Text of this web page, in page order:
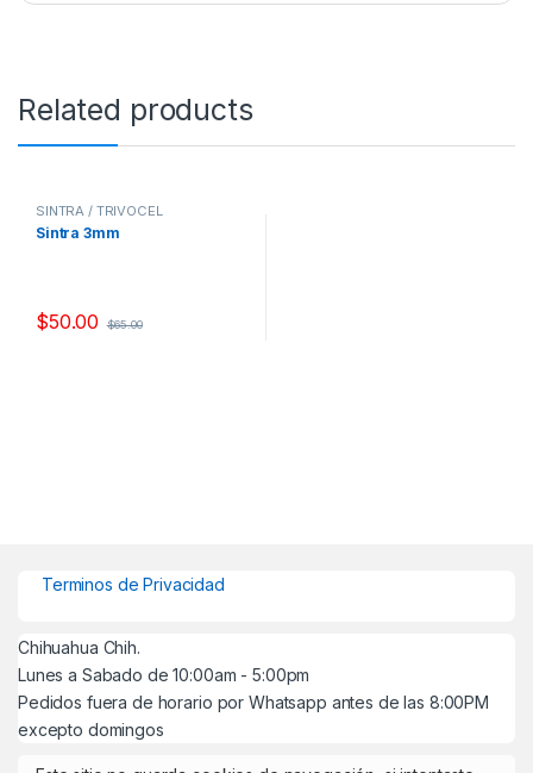
Related products
SINTRA / TRIVOCEL
Sintra 3mm
$50.00 $65.00
Terminos de Privacidad
Chihuahua Chih.
Lunes a Sabado de 10:00am - 5:00pm
Pedidos fuera de horario por Whatsapp antes de las 8:00PM
excepto domingos